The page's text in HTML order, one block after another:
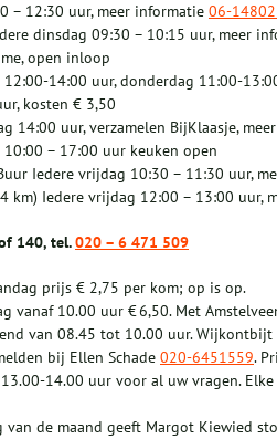
– 12:30 uur, meer informatie 06-
dinsdag 09:30 – 10:15 uur, meer
open inloop
14:00 uur, donderdag 11:00-
kosten € 3,50
14:00 uur, verzamelen BijKlaasje,
– 17:00 uur keuken open
Iedere vrijdag 10:30 – 11:30 uur,
km) Iedere vrijdag 12:00 – 13:00 uur,
140, tel.020 – 6 471 509
prijs € 2,75 per kom; op is op.
vanaf 10.00 uur € 6,50. Met
van 08.45 tot 10.00 uur. Wijkontbijt
bij Ellen Schade 020-6451559.
14.00 uur voor al uw vragen.
van de maand geeft Margot Kiewied